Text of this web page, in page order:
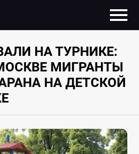
НА ТУРНИКЕ:
МИГРАНТЫ
НА ДЕТСКОЙ